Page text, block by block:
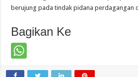
berujung pada tindak pidana perdagangan
Bagikan Ke